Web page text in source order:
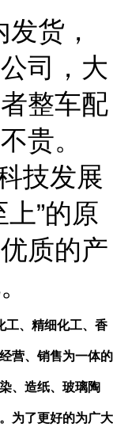
货，
司，大
整车配
贵。
技发展
”的原
质的产
工、精细化工、香
营、销售为一体的
、造纸、玻璃陶
为了更好的为广大